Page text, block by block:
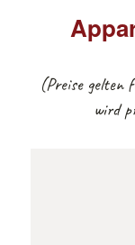
(Preise gelten
wird